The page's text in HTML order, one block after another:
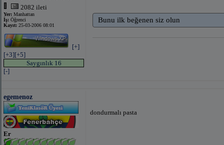
2082 ileti
Yer: Manhattan
İş: Öğrenci
Kayıt: 25-03-2006 08:01
[+]
[+3][+5]
Saygınlık 16
[-]
Bunu ilk beğenen siz olun
egemenoz
Er
dondurmalı pasta